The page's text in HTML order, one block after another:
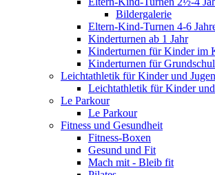
Bildergalerie
Eltern-Kind-Turnen 4-6
Kinderturnen ab 1 Jahr
Kinderturnen für Kinder im
Kinderturnen für
Leichtathletik für Kinder und
Leichtathletik für Kinder
Le Parkour
Le Parkour
Fitness und Gesundheit
Fitness-Boxen
Gesund und Fit
Mach mit - Bleib fit